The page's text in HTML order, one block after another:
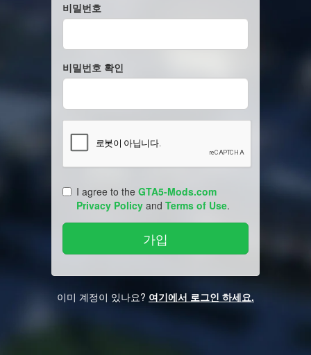
비밀번호
비밀번호 확인
I agree to the GTA5-Mods.com
Privacy Policy and Terms of Use.
이미 계정이 있나요? 여기에서 로그인 하세요.